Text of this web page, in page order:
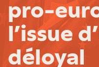
pro-
l’issue
déloyal